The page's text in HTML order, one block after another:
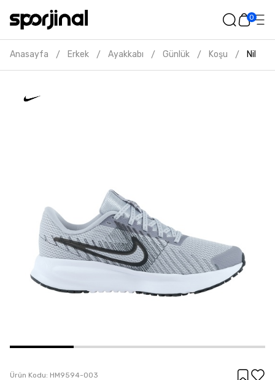
0
Anasayfa / Erkek / Ayakkabı / Günlük / Koşu / Nike
Ürün Kodu: HM9594-003